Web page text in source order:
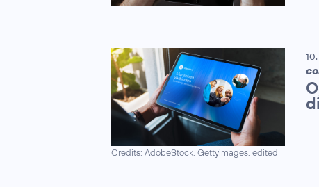
Credits: AdobeStock, Gettyimages, edited
O